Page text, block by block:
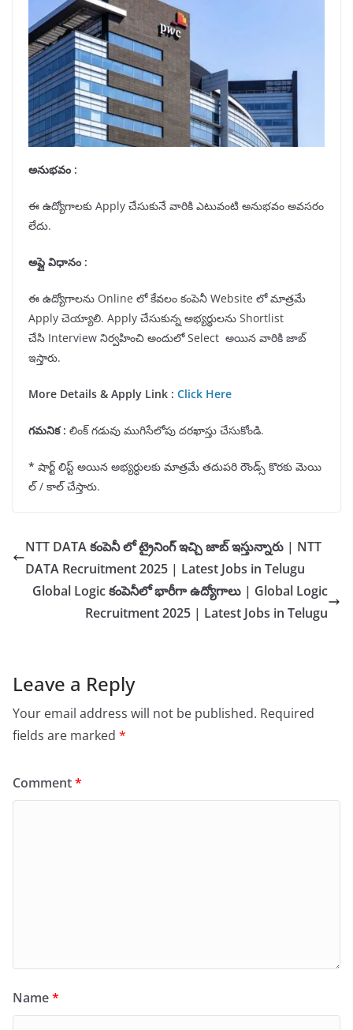
అనుభవం :
ఈ ఉద్యోగాలకు Apply చేసుకునే వారికి ఎటువంటి అనుభవం అవసరం
లేదు.
అప్లై విధానం :
ఈ ఉద్యోగాలను Online లో కేవలం కంపెనీ Website లో మాత్రమే
Apply చెయ్యాలి. Apply చేసుకున్న అభ్యర్థులను Shortlist
చేసి Interview నిర్వహించి అందులో Select అయిన వారికి జాబ్
ఇస్తారు.
More Details & Apply Link : Click Here
గమనిక: లింక్ గడువు ముగిసేలోపు దరఖాస్తు చేసుకోండి.
* షార్ట్ లిస్ట్ అయిన అభ్యర్ధులకు మాత్రమే తదుపరి రౌండ్స్ కొరకు మెయి
ల్ / కాల్ చేస్తారు.
NTT DATA కంపెనీ లో ట్రైనింగ్ ఇచ్చి జాబ్ ఇస్తున్నారు | NTT
DATA Recruitment 2025 | Latest Jobs in Telugu
Global Logic కంపెనీలో భారీగా ఉద్యోగాలు | Global Logic
Recruitment 2025 | Latest Jobs in Telugu
Leave a Reply
Your email address will not be published. Required
fields are marked *
Comment*
Name*